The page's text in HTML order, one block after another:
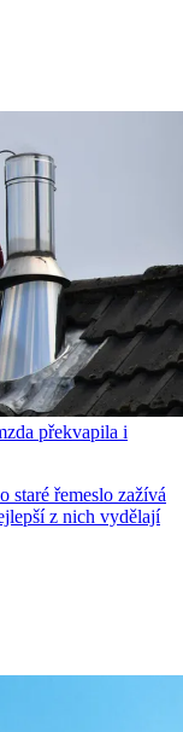
překvapila i
staré řemeslo zažívá
z nich vydělají